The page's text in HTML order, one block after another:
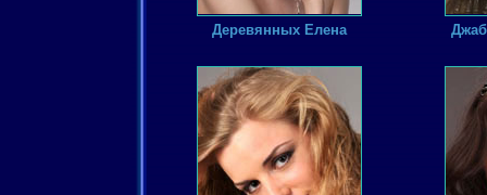
Деревянных Елена